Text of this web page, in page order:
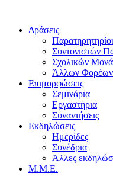
Δράσεις
Συντονιστών
Σχολικών
Άλλων Φορέων
Επιμορφώσεις
Σεμινάρια
Εργαστήρια
Συναντήσεις
Εκδηλώσεις
Ημερίδες
Συνέδρια
Άλλες
Μ.Μ.Ε.